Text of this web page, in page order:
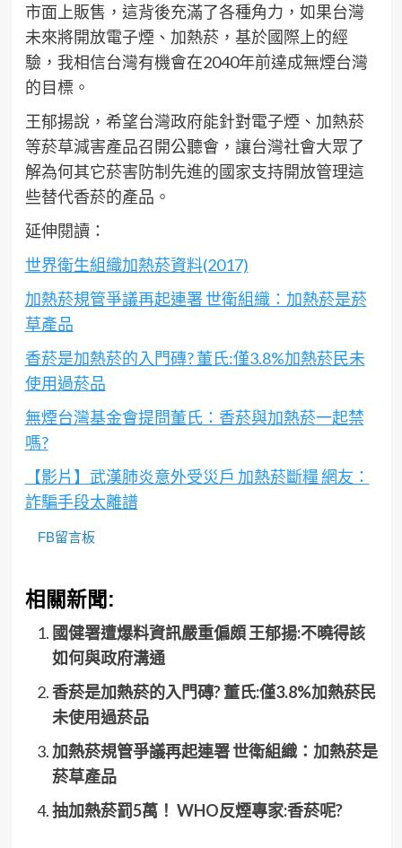
市面上販售，這背後充滿了各種角力，如果台灣
未來將開放電子煙、加熱菸，基於國際上的經
驗，我相信台灣有機會在2040年前達成無煙台灣
的目標。
王郁揚說，希望台灣政府能針對電子煙、加熱菸
等菸草減害產品召開公聽會，讓台灣社會大眾了
解為何其它菸害防制先進的國家支持開放管理這
些替代香菸的產品。
延伸閱讀：
世界衛生組織加熱菸資料(2017)
加熱菸規管爭議再起連署 世衛組織：加熱菸是菸
草產品
香菸是加熱菸的入門磚? 董氏:僅3.8%加熱菸民未
使用過菸品
無煙台灣基金會提問董氏：香菸與加熱菸一起禁
嗎?
【影片】武漢肺炎意外受災戶 加熱菸斷糧 網友：
詐騙手段太離譜
FB留言板
相關新聞:
國健署遭爆料資訊嚴重偏頗 王郁揚:不曉得該
如何與政府溝通
香菸是加熱菸的入門磚? 董氏:僅3.8%加熱菸民
未使用過菸品
加熱菸規管爭議再起連署 世衛組織：加熱菸是
菸草產品
抽加熱菸罰5萬！ WHO反煙專家:香菸呢?